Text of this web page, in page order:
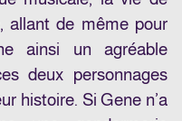
allant de même pour
ainsi un agréable
deux personnages
histoire. Si Gene n’a